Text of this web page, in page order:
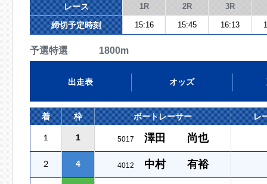
レース 1R 2R 3R
締切予定時刻 15:16 15:45 16:13
予選特選 1800m
出走表 オッズ
着 枠 ボートレーサー レ
１ 1 5017 澤田 尚也
２ 4 4012 中村 有裕